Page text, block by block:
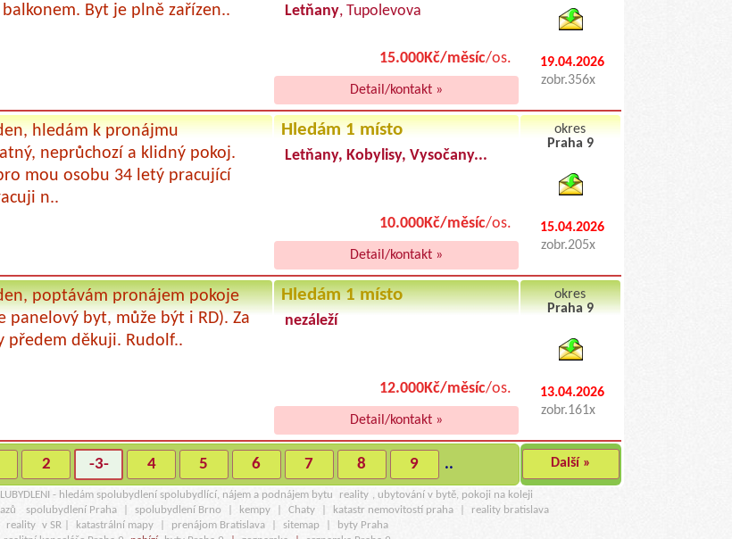
Byt je plně zařízen..
Letňany, Tupolevova
15.000Kč/měsíc/os.
Detail/kontakt »
19.04.2026
zobr.356x
hledám k pronájmu
neprůchozí a klidný pokoj.
mou osobu 34 letý pracující
n..
Hledám 1 místo
Letňany, Kobylisy, Vysočany...
10.000Kč/měsíc/os.
Detail/kontakt »
okres
Praha 9
15.04.2026
zobr.205x
poptávám pronájem pokoje
panelový byt, může být i RD). Za
předem děkuji. Rudolf..
Hledám 1 místo
nezáleží
12.000Kč/měsíc/os.
Detail/kontakt »
okres
Praha 9
13.04.2026
zobr.161x
2 -3- 4 5 6 7 8 9 .. Další »
- hledám spolubydlení spolubydlící, nájem a podnájem bytu reality
, ubytování v bytě, pokoji na koleji
spolubydlení Praha spolubydlení Brno kempy Chaty katastr nemovitostí praha
reality bratislava
reality v SR | katastrální mapy prenájom Bratislava sitemap
byty Praha